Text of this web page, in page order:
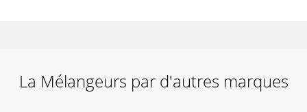
La Mélangeurs par d'autres marques